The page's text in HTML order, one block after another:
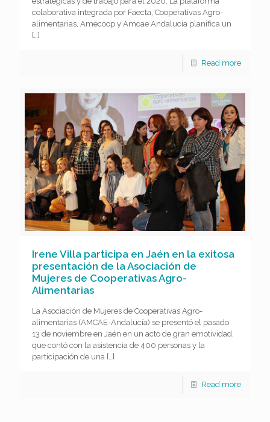
colaborativa integrada por Faecta, Cooperativas Agro-
alimentarias, Amecoop y Amcae Andalucía planifica un
[…]
Read more
Irene Villa participa en Jaén en la exitosa
presentación de la Asociación de
Mujeres de Cooperativas Agro-
Alimentarias
La Asociación de Mujeres de Cooperativas Agro-
alimentarias (AMCAE-Andalucía) se presentó el pasado
13 de noviembre en Jaén en un acto de gran emotividad,
que contó con la asistencia de 400 personas y la
participación de una […]
Read more